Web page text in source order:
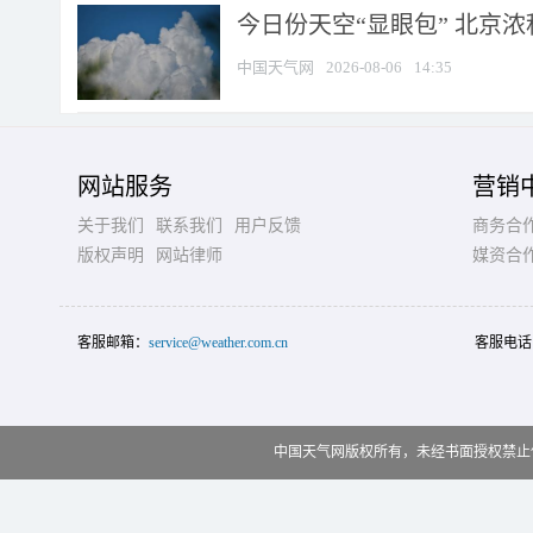
今日份天空“显眼包” 北京
中国天气网 2026-08-06 14:35
网站服务
关于我们 联系我们
用户反馈
版权声明
网站律师
营销
商务合
媒资合
客服邮箱： service@weather.com.cn 客服电
中国天气网版权所有，未经书面授权